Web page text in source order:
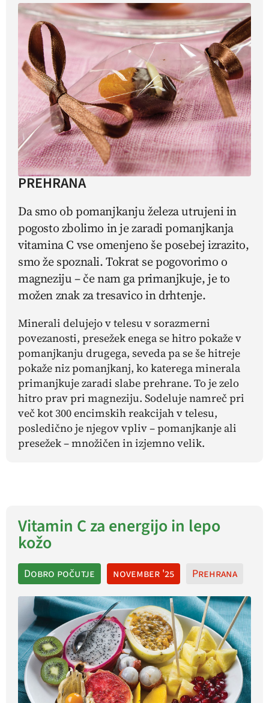
PREHRANA
Da smo ob pomanjkanju železa utrujeni in
pogosto zbolimo in je zaradi pomanjkanja
vitamina C vse omenjeno še posebej izrazito,
smo že spoznali. Tokrat se pogovorimo o
magneziju – če nam ga primanjkuje, je to
možen znak za tresavico in drhtenje.
Minerali delujejo v telesu v sorazmerni
povezanosti, presežek enega se hitro pokaže v
pomanjkanju drugega, seveda pa se še hitreje
pokaže niz pomanjkanj, ko katerega minerala
primanjkuje zaradi slabe prehrane. To je zelo
hitro prav pri magneziju. Sodeluje namreč pri
več kot 300 encimskih reakcijah v telesu,
posledično je njegov vpliv – pomanjkanje ali
presežek – množičen in izjemno velik.
Vitamin C za energijo in lepo
kožo
Dobro počutje november '25 Prehrana